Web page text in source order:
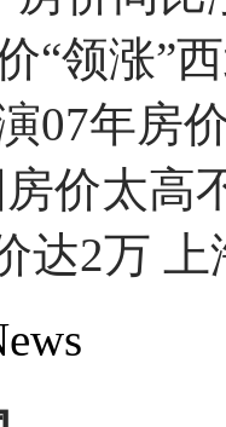
“领涨”
07年房
价太高
达2万